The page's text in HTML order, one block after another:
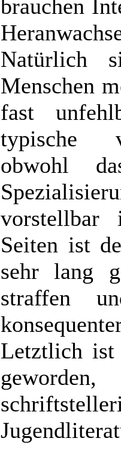
brauchen
Natürlich
Menschen
fast
typische
obwohl
vorstellbar
Seiten ist
sehr lang
straffen
Letztlich ist